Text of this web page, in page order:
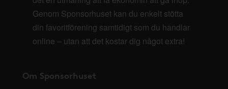
Genom Sponsorhuset kan du enkelt stötta
din favoritförening samtidigt som du handlar
online – utan att det kostar dig något extra!
Om Sponsorhuset